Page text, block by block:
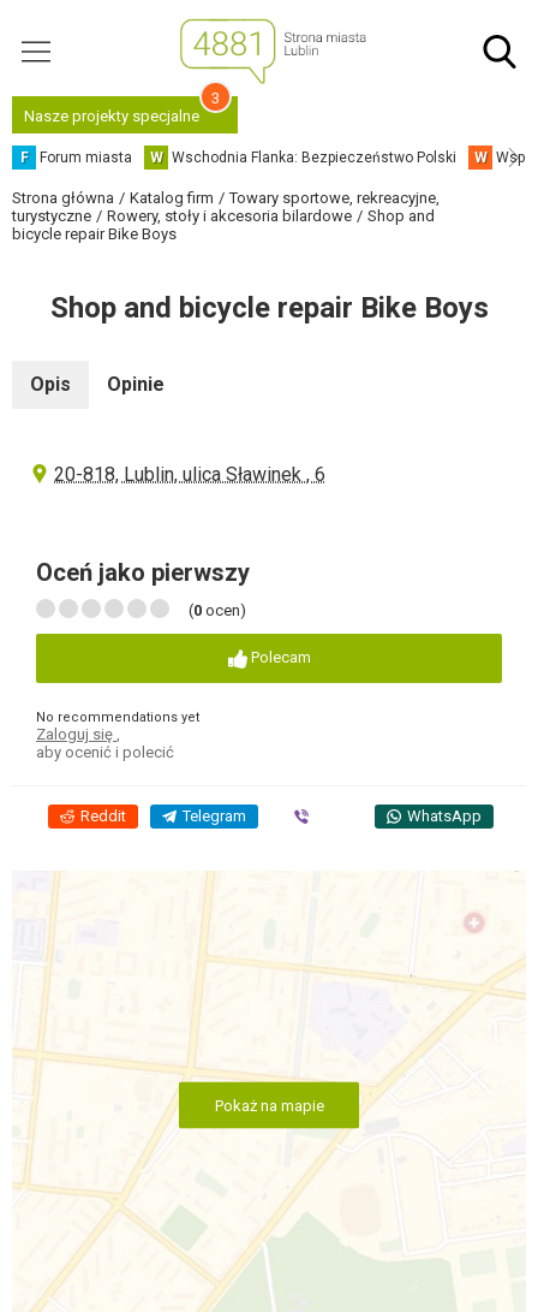
Nasze projekty specjalne
3
F Forum miasta W Wschodnia Flanka: Bezpieczeństwo Polski W
Strona główna Katalog firm
Towary sportowe, rekreacyjne,
turystyczne
Rowery, stoły i akcesoria bilardowe
Shop and
bicycle repair Bike Boys
Shop and bicycle repair Bike Boys
Opis Opinie
20-818, Lublin, ulica Sławinek , 6
Oceń jako pierwszy
(0 ocen)
Polecam
No recommendations yet
Zaloguj się
aby ocenić i polecić
Reddit Telegram WhatsApp
Pokaż na mapie